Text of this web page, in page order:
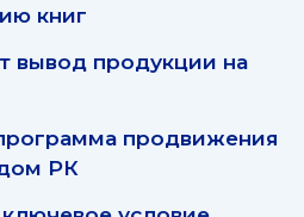
книг
вывод продукции на
продвижения
РК